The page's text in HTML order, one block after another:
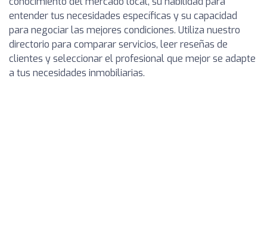
entender tus necesidades específicas y su capacidad
para negociar las mejores condiciones. Utiliza nuestro
directorio para comparar servicios, leer reseñas de
clientes y seleccionar el profesional que mejor se adapte
a tus necesidades inmobiliarias.